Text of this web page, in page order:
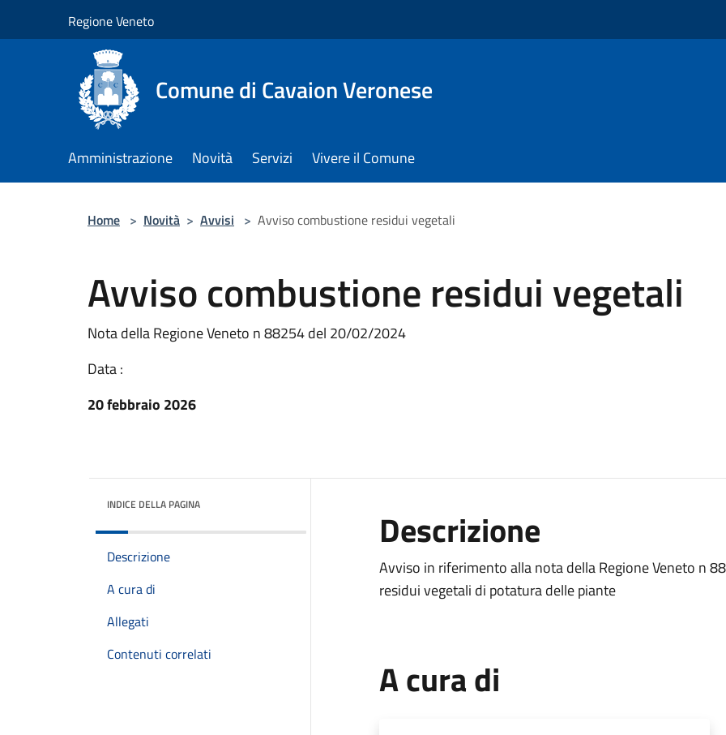
Regione Veneto
Comune di Cavaion Veronese
Amministrazione Novità Servizi Vivere il Comune
Home > Novità > Avvisi > Avviso combustione residui vegetali
Avviso combustione residui vegetali
Nota della Regione Veneto n 88254 del 20/02/2024
Data :
20 febbraio 2026
INDICE DELLA PAGINA
Descrizione
A cura di
Allegati
Contenuti correlati
Descrizione
Avviso in riferimento alla nota della Regione Veneto n
residui vegetali di potatura delle piante
A cura di